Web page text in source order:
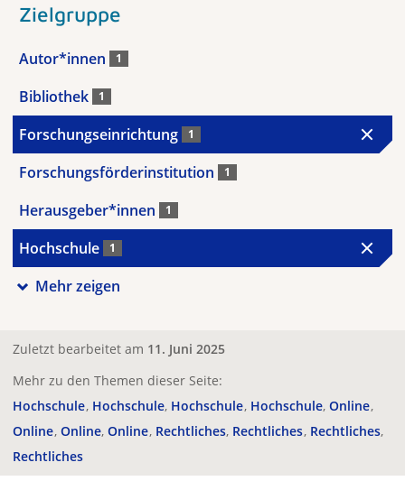
Zielgruppe
Autor*innen 1
Bibliothek 1
Forschungseinrichtung 1
Forschungsförderinstitution 1
Herausgeber*innen 1
Hochschule 1
Mehr zeigen
Zuletzt bearbeitet am 11. Juni 2025
Mehr zu den Themen dieser Seite:
Hochschule Hochschule Hochschule Hochschule Online
Online Online Online Rechtliches Rechtliches Rechtliches
Rechtliches